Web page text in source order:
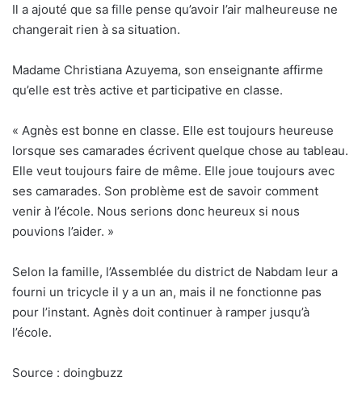
Il a ajouté que sa fille pense qu’avoir l’air malheureuse ne
changerait rien à sa situation.
Madame Christiana Azuyema, son enseignante affirme
qu’elle est très active et participative en classe.
« Agnès est bonne en classe. Elle est toujours heureuse
lorsque ses camarades écrivent quelque chose au tableau.
Elle veut toujours faire de même. Elle joue toujours avec
ses camarades. Son problème est de savoir comment
venir à l’école. Nous serions donc heureux si nous
pouvions l’aider. »
Selon la famille, l’Assemblée du district de Nabdam leur a
fourni un tricycle il y a un an, mais il ne fonctionne pas
pour l’instant. Agnès doit continuer à ramper jusqu’à
l’école.
Source : doingbuzz